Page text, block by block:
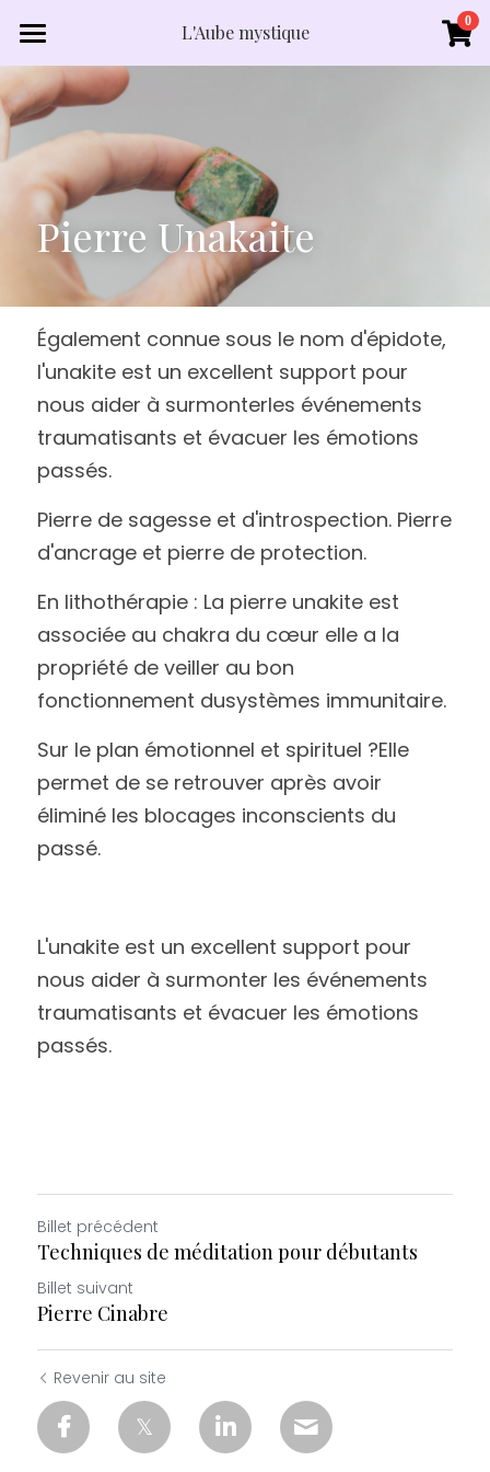
L'Aube mystique 0
Accueil
Boutique
Lexique minéraux
Qui suis je?
Contact
Pierre Unakaite
Également connue sous le nom d'épidote,
l'unakite est un excellent support pour
nous aider à surmonterles événements
traumatisants et évacuer les émotions
passés.
Pierre de sagesse et d'introspection. Pierre
d'ancrage et pierre de protection.
En lithothérapie : La pierre unakite est
associée au chakra du cœur elle a la
propriété de veiller au bon
fonctionnement dusystèmes immunitaire.
Sur le plan émotionnel et spirituel ?Elle
permet de se retrouver après avoir
éliminé les blocages inconscients du
passé.
L'unakite est un excellent support pour
nous aider à surmonter les événements
traumatisants et évacuer les émotions
passés.
Billet précédent
Techniques de méditation pour débutants
Billet suivant
Pierre Cinabre
Revenir au site
×
LES CATÉGORIES DE LA BOUTIQUE
Toutes les catégories